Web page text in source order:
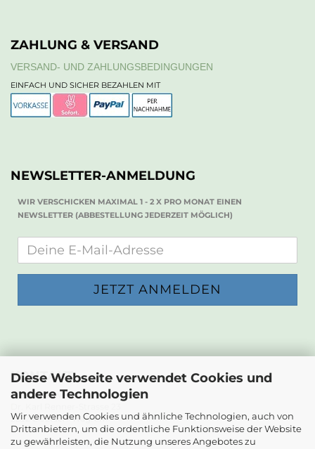
Diese Webseite verwendet Cookies und
andere Technologien
Wir verwenden Cookies und ähnliche Technologien, auch von
Drittanbietern, um die ordentliche Funktionsweise der Website
zu gewährleisten, die Nutzung unseres Angebotes zu
ZAHLUNG & VERSAND
VERSAND- UND ZAHLUNGSBEDINGUNGEN
EINFACH UND SICHER BEZAHLEN MIT
NEWSLETTER-ANMELDUNG
WIR VERSCHICKEN MAXIMAL 1 - 2 X PRO MONAT EINEN
NEWSLETTER (ABBESTELLUNG JEDERZEIT MÖGLICH)
KONTAKT
Die Papierwerkstatt
2232 Deutsch-Wagram
Email: info@diepapierwerkstatt.at